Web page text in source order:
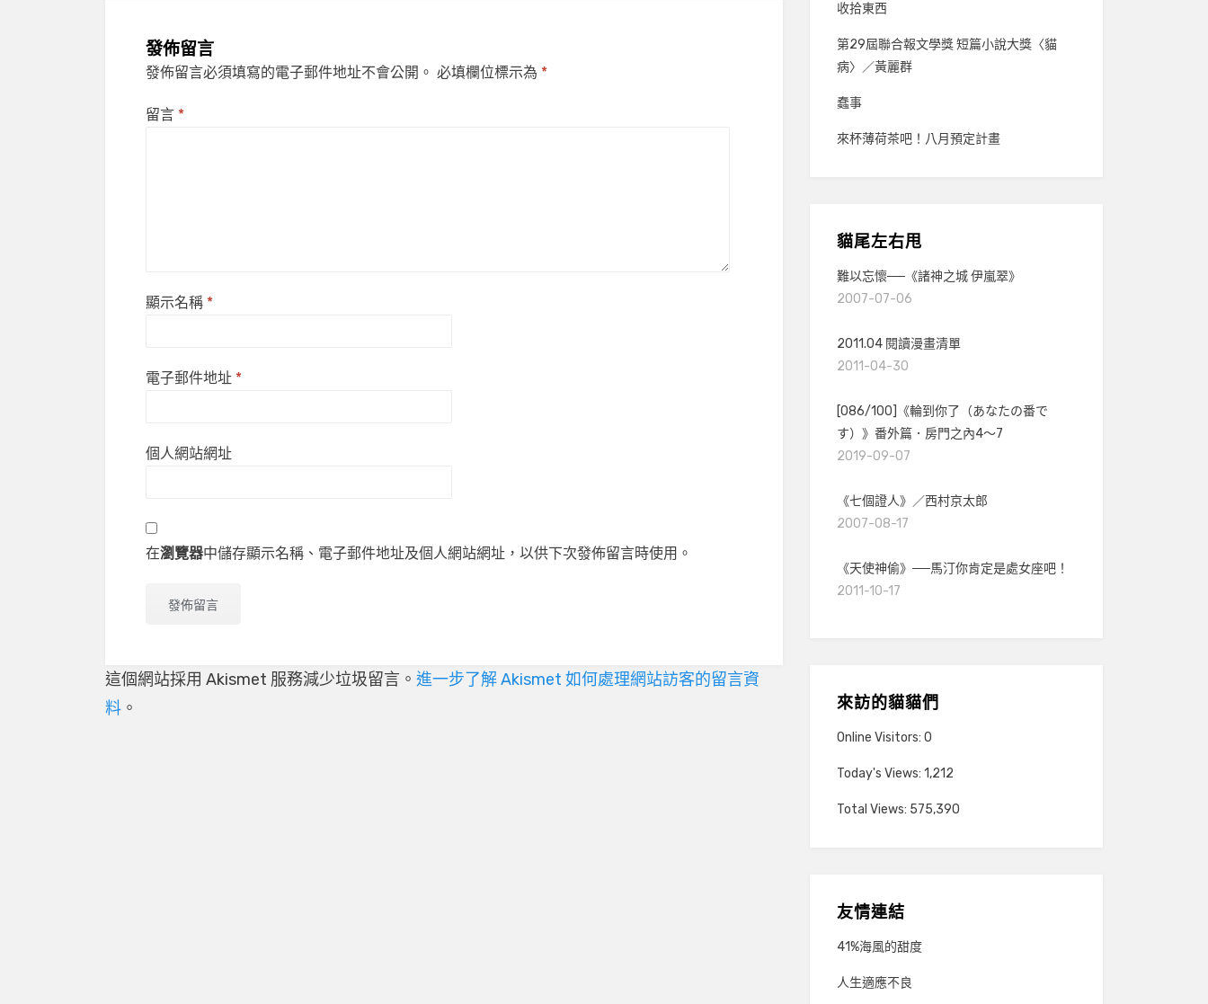
發佈留言
發佈留言必須填寫的電子郵件地址不會公開。 必填欄位標示為 *
留言 *
顯示名稱 *
電子郵件地址 *
個人網站網址
在瀏覽器中儲存顯示名稱、電子郵件地址及個人網站網址，以供下次發佈留言時使用。
這個網站採用 Akismet 服務減少垃圾留言。 進一步了解 Akismet 如何處理網站訪客的留言資
料 。
收拾東西
第29屆聯合報文學獎 短篇小說大獎〈貓
病〉／黃麗群
蠢事
來杯薄荷茶吧！八月預定計畫
貓尾左右甩
難以忘懷──《諸神之城 伊嵐翠》
2007-07-06
2011.04 閱讀漫畫清單
2011-04-30
[086/100]《輪到你了（あなたの番で
す）》番外篇．房門之內4～7
2019-09-07
《七個證人》／西村京太郎
2007-08-17
《天使神偷》──馬汀你肯定是處女座吧！
2011-10-17
來訪的貓貓們
Online Visitors: 0
Today's Views: 1,212
Total Views: 575,390
友情連結
41%海風的甜度
人生適應不良